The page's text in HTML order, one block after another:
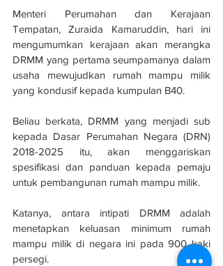
Menteri Perumahan dan Kerajaan
Tempatan, Zuraida Kamaruddin, hari ini
mengumumkan kerajaan akan merangka
DRMM yang pertama seumpamanya dalam
usaha mewujudkan rumah mampu milik
yang kondusif kepada kumpulan B40.
Beliau berkata, DRMM yang menjadi sub
kepada Dasar Perumahan Negara (DRN)
2018-2025 itu, akan menggariskan
spesifikasi dan panduan kepada pemaju
untuk pembangunan rumah mampu milik.
Katanya, antara intipati DRMM adalah
menetapkan keluasan minimum rumah
mampu milik di negara ini pada 900 kaki
persegi.